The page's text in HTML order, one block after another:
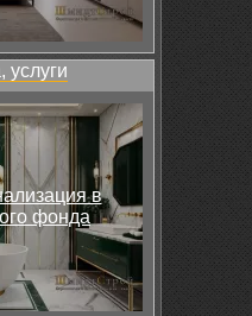
услуги
в
фонда